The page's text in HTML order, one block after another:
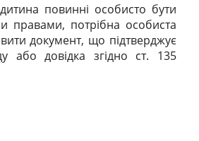
повинні особисто бути
правами, потрібна особиста
документ, що підтверджує
або довідка згідно ст. 135